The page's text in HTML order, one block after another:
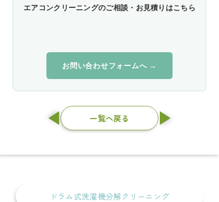
エアコンクリーニングのご相談・お見積りはこちら
お問い合わせフォームへ →
一覧へ戻る
ドラム式洗濯機分解クリーニング